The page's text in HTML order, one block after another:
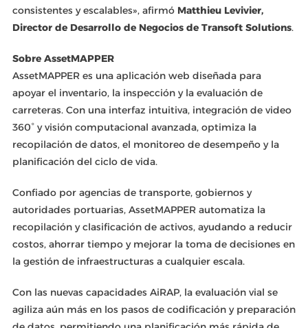
consistentes y escalables», afirmó Matthieu Levivier,
Director de Desarrollo de Negocios de Transoft Solutions.
Sobre AssetMAPPER
AssetMAPPER es una aplicación web diseñada para
apoyar el inventario, la inspección y la evaluación de
carreteras. Con una interfaz intuitiva, integración de video
360° y visión computacional avanzada, optimiza la
recopilación de datos, el monitoreo de desempeño y la
planificación del ciclo de vida.
Confiado por agencias de transporte, gobiernos y
autoridades portuarias, AssetMAPPER automatiza la
recopilación y clasificación de activos, ayudando a reducir
costos, ahorrar tiempo y mejorar la toma de decisiones en
la gestión de infraestructuras a cualquier escala.
Con las nuevas capacidades AiRAP, la evaluación vial se
agiliza aún más en los pasos de codificación y preparación